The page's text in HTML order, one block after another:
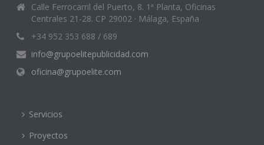
Calle Ferrocarril del Puerto, 8. 1ª Planta, Oficinas
Centrales 21-28. CP 29002 · Málaga, España
+34 952 353 688 / 689
info@grupoelitepublicidad.com
oficina@grupoelite.com
Servicios
Proyectos